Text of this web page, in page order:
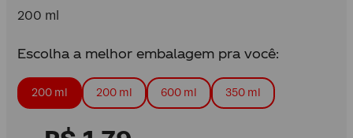
200 ml
Escolha a melhor embalagem pra você:
200 ml 200 ml 600 ml 350 ml